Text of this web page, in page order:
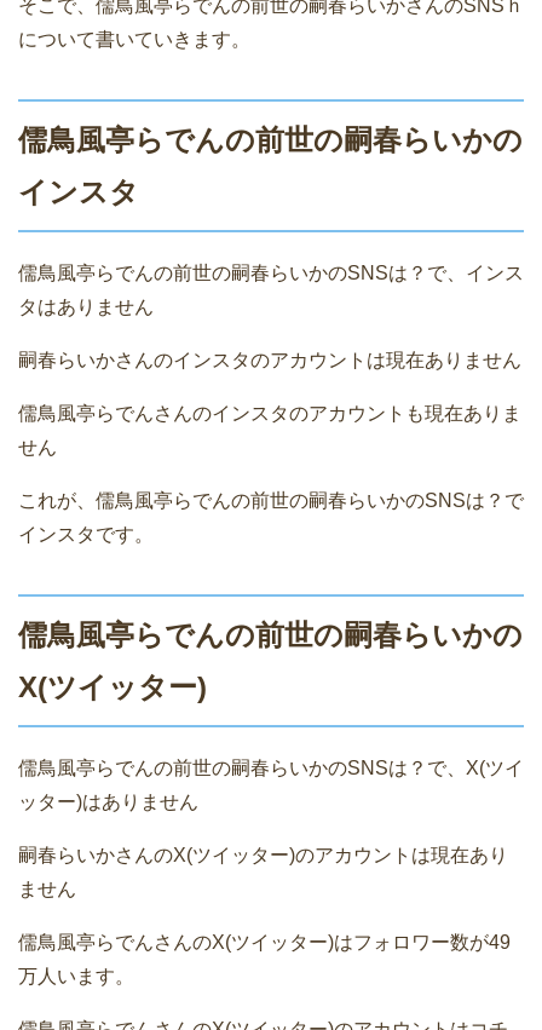
そこで、儒鳥風亭らでんの前世の嗣春らいかさんのSNSｈ
について書いていきます。
儒鳥風亭らでんの前世の嗣春らいかの
インスタ
儒鳥風亭らでんの前世の嗣春らいかのSNSは？で、インス
タはありません
嗣春らいかさんのインスタのアカウントは現在ありません
儒鳥風亭らでんさんのインスタのアカウントも現在ありま
せん
これが、儒鳥風亭らでんの前世の嗣春らいかのSNSは？で
インスタです。
儒鳥風亭らでんの前世の嗣春らいかの
X(ツイッター)
儒鳥風亭らでんの前世の嗣春らいかのSNSは？で、X(ツイ
ッター)はありません
嗣春らいかさんのX(ツイッター)のアカウントは現在あり
ません
儒鳥風亭らでんさんのX(ツイッター)はフォロワー数が49
万人います。